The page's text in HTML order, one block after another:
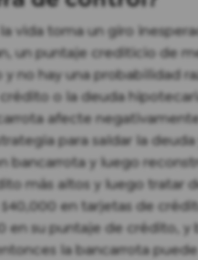
vida toma un giro
un puntaje crediticio de
no hay una probabilidad
o la deuda
afecte
para saldar la
bancarrota y luego
más altos y luego tratar
en tarjetas de
su puntaje de crédito, y
la bancarrota